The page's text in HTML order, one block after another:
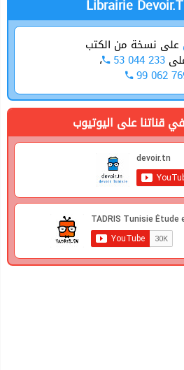
على نسخة من الكتب
53 044 233 ،
99 062
قناتنا على اليوتيوب